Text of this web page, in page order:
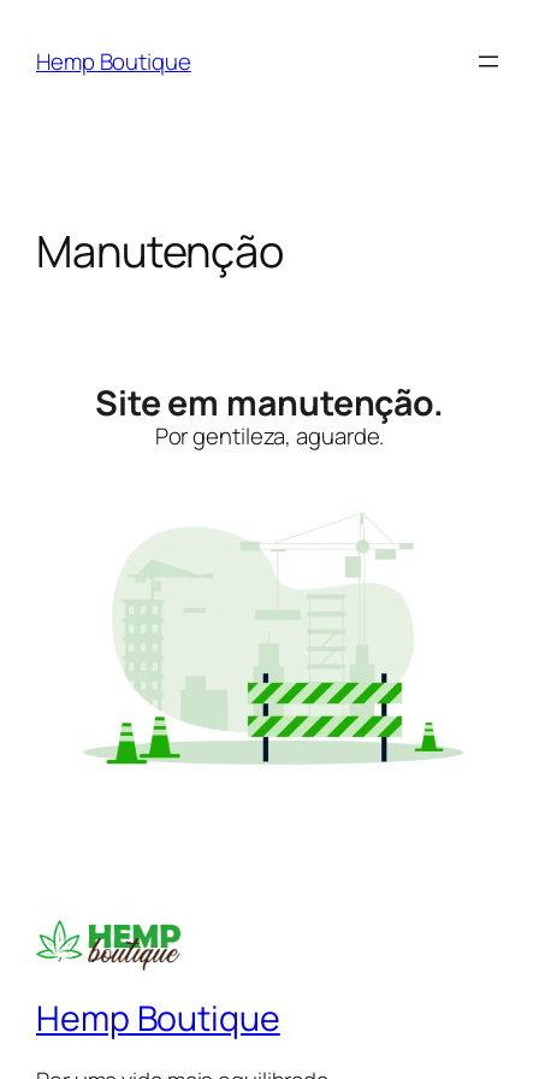
Hemp Boutique
Manutenção
Site em manutenção.
Por gentileza, aguarde.
Hemp Boutique